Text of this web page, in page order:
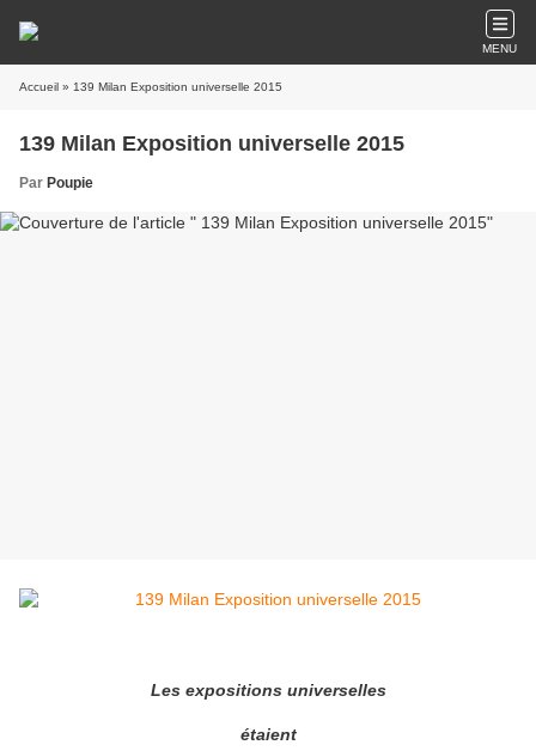
MENU
Accueil » 139 Milan Exposition universelle 2015
139 Milan Exposition universelle 2015
Par Poupie
Les expositions universelles
étaient